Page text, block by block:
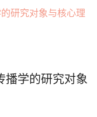
播学的研究对象